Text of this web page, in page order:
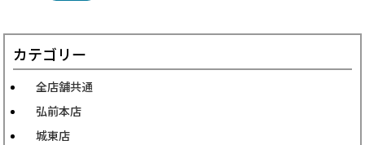
カテゴリー
全店舗共通
弘前本店
城東店